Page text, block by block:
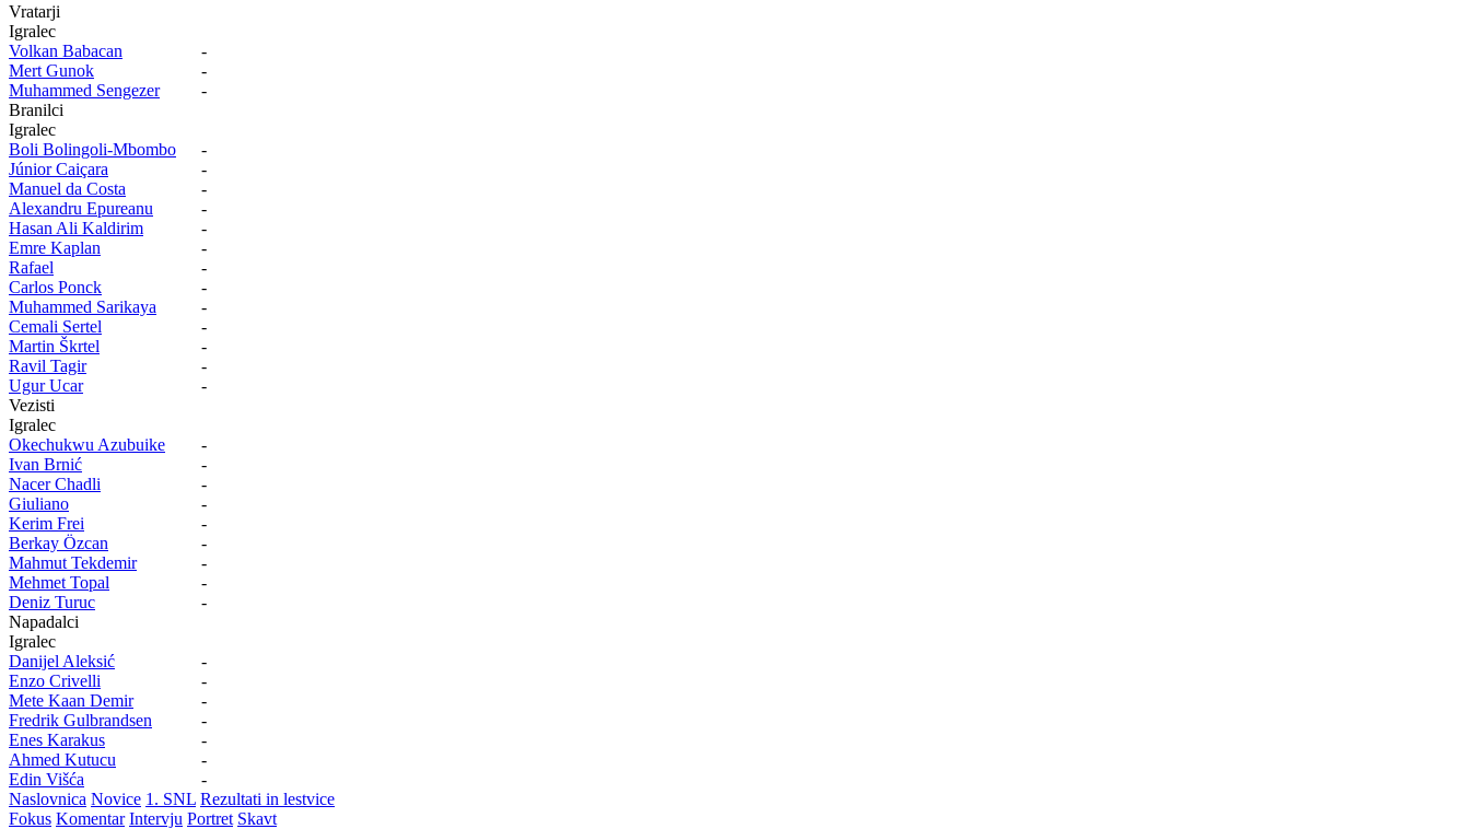
Vratarji
Igralec
Volkan Babacan
-
Mert Gunok
-
Muhammed Sengezer
-
Branilci
Igralec
Boli Bolingoli-Mbombo
-
Júnior Caiçara
-
Manuel da Costa
-
Alexandru Epureanu
-
Hasan Ali Kaldirim
-
Emre Kaplan
-
Rafael
-
Carlos Ponck
-
Muhammed Sarikaya
-
Cemali Sertel
-
Martin Škrtel
-
Ravil Tagir
-
Ugur Ucar
-
Vezisti
Igralec
Okechukwu Azubuike
-
Ivan Brnić
-
Nacer Chadli
-
Giuliano
-
Kerim Frei
-
Berkay Özcan
-
Mahmut Tekdemir
-
Mehmet Topal
-
Deniz Turuc
-
Napadalci
Igralec
Danijel Aleksić
-
Enzo Crivelli
-
Mete Kaan Demir
-
Fredrik Gulbrandsen
-
Enes Karakus
-
Ahmed Kutucu
-
Edin Višća
-
Naslovnica Novice 1. SNL Rezultati in lestvice
Fokus Komentar Intervju Portret Skavt